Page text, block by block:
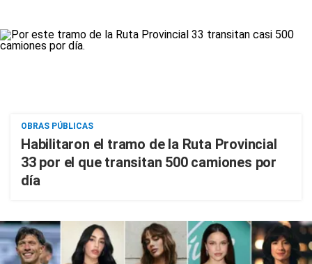
OBRAS PÚBLICAS
Habilitaron el tramo de la Ruta Provincial
33 por el que transitan 500 camiones por
día